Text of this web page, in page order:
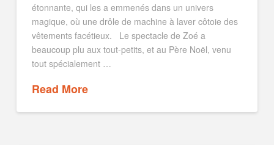
étonnante, qui les a emmenés dans un univers
magique, où une drôle de machine à laver côtoie des
vêtements facétieux. Le spectacle de Zoé a
beaucoup plu aux tout-petits, et au Père Noël, venu
tout spécialement …
Read More